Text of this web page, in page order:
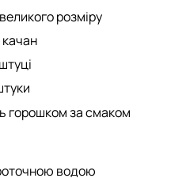
розміру
горошком за смаком
водою